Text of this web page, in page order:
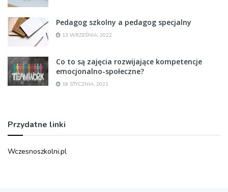
Pedagog szkolny a pedagog specjalny
13 WRZEŚNIA, 2022
Co to są zajęcia rozwijające kompetencje
emocjonalno-społeczne?
18 STYCZNIA, 2021
Przydatne linki
Wczesnoszkolni.pl